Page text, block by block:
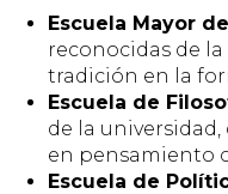
Escuela Mayor
reconocidas de
tradición en la
Escuela de
de la
en pensamiento
Escuela de